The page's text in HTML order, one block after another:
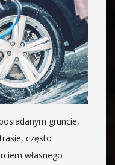
gruncie,
często
własnego